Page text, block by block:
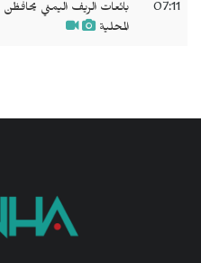
07:11
بائعات الريف اليمني يحافظن
المحلية